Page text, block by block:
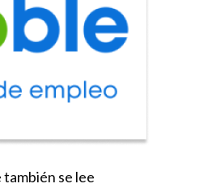
se lee